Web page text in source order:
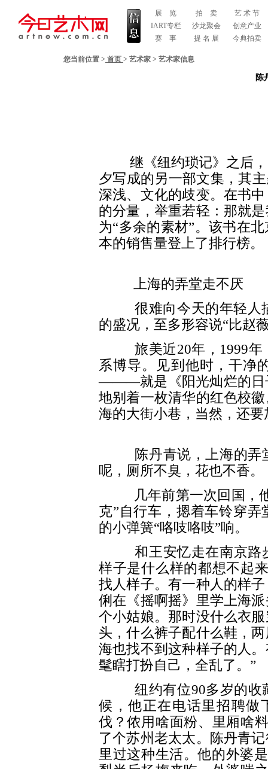
展 览
IART专栏
赛 事
拍 卖
沙龙聚会
提 名 展
艺 术 节
创意产业
今典拍卖
您当前位置 > 首页 > 艺术家 > 艺术家信息
陈
继《纽约琐记》之后，
夕写成的另一部文集，其
深浅、文化的歧变。在书
的分量，举重若轻：那就
为“多余的素材”。该书在
本的销售量登上了排行榜。
上海的弄堂走不厌
很难向今天的年轻人描
的盛况，至多形容说“比赵
旅美近20年，1999年
系博导。见到他时，干净
———就是《阳光灿烂的日
地别着一枚清华的红色校
海的大街小巷，当然，还
陈丹青说，上海的弄堂
呢，厕所不臭，花也不香。
几年前第一次回国，他
克”自行车，摁着车铃穿弄
的小弹簧“咯吱咯吱”响。
和王安忆走在南京路步
样子是什么样的都想不起
找人样子。有一种人的样
俐在《摇啊摇》里学上海
个小姑娘。那时没什么衣
头，什么裤子配什么鞋，
海也找不到这种样子的人
髦瞎打扮自己，全乱了。”
纽约有位90多岁的收藏
候，他正在电话里招聘做
伐？侬用啥面粉、里厢啥
了个苏州老太太。陈丹青
里过这种生活。他的外婆